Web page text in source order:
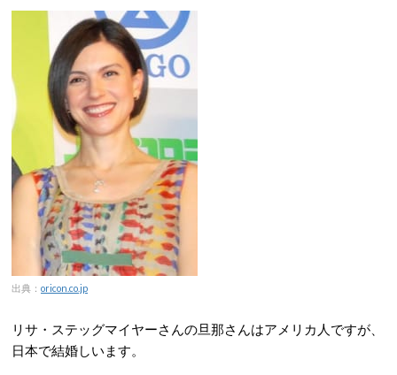
出典： oricon.co.jp
リサ・ステッグマイヤーさんの旦那さんはアメリカ人ですが、
日本で結婚しいます。